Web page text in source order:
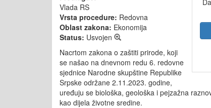
Vlada RS
Vrsta procedure: Redovna
Oblast zakona: Ekonomija
Status: Usvojen
Nacrtom zakona o zaštiti prirode, koji
se našao na dnevnom redu 6. redovne
sjednice Narodne skupštine Republike
Srpske održane 2.11.2023. godine,
uređuju se biološka, geološka i pejzažna
kao dijela životne sredine.